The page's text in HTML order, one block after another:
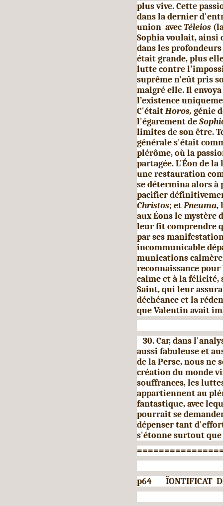
plus vive. Cette
dans la dernier
union avec Téleios
Sophia voulait, ainsi
dans les
était grande, plus
lutte contre
suprême n'eût pris
malgré elle. Il
l’existence
C'étaitHoros, génie
l'égarement de
limites de son être.
générale s'était
plérôme, où la
partagée. L'Éon de
une restauration
se dé­termina alors à
pacifier
Christos; etPneuma,
aux Éons le mystère
leur fit comprendre
par ses
incommunicable
munications
recon­naissance
calme et à la
Saint, qui leur
déchéance et la
que Valentin avait
30. Car, dans
aussi fabuleuse et
de la Perse, nous ne
création du monde
souffrances, les
appartiennent au
fantastique, avec
pourrait se
dépenser tant
s'étonne surtout que
p64 ÏONTIFICAT